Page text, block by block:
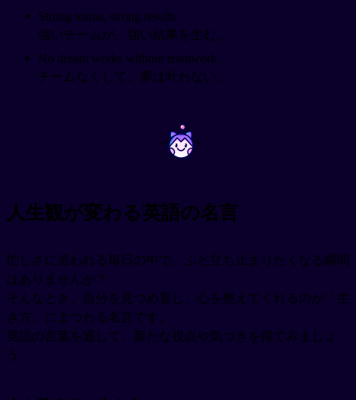
Strong teams, strong results.
強いチームが、強い結果を生む。
No dream works without teamwork.
チームなくして、夢は叶わない。
~ ~
人生観が変わる英語の名言
忙しさに追われる毎日の中で、ふと立ち止まりたくなる瞬間
はありませんか？
そんなとき、自分を見つめ直し、心を整えてくれるのが「生
き方」にまつわる名言です。
英語の言葉を通して、新たな視点や気づきを得てみましょ
う。